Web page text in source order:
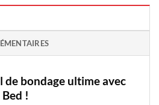
de bondage ultime avec
!